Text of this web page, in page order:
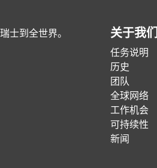
士到全世界。 关于我们
任务说明
历史
团队
全球网络
工作机会
可持续性
新闻